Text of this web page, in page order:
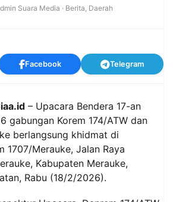
Suara Media · Berita, Daerah
Facebook Telegram
– Upacara Bendera 17-an
gabungan Korem 174/ATW dan
berlangsung khidmat di
1707/Merauke, Jalan Raya
Kabupaten Merauke,
Rabu (18/2/2026).